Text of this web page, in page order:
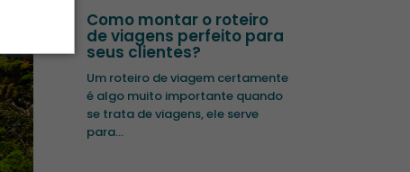
Como montar o roteiro
de viagens perfeito para
seus clientes?
Um roteiro de viagem certamente
é algo muito importante quando
se trata de viagens, ele serve
para...